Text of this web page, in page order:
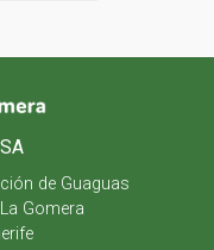
de Guaguas
Gomera